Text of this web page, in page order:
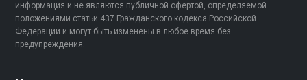
информация и не являются публичной офертой, определяемой
положениями статьи 437 Гражданского кодекса Российской
Федерации и могут быть изменены в любое время без
предупреждения.